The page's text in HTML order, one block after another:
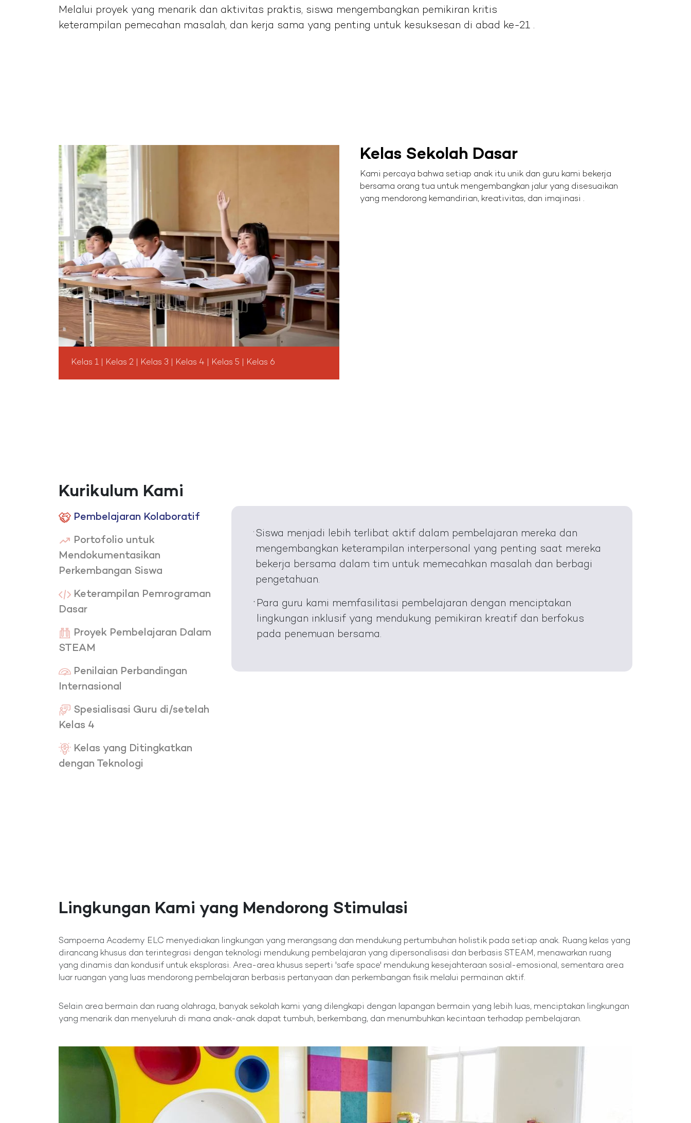
Melalui proyek yang menarik dan aktivitas praktis, siswa mengembangkan pemikiran kritis
keterampilan pemecahan masalah, dan kerja sama yang penting untuk kesuksesan di abad ke-21 .
Kelas 1 | Kelas 2 | Kelas 3 | Kelas 4 | Kelas 5 | Kelas 6
Kelas Sekolah Dasar
Kami percaya bahwa setiap anak itu unik dan guru kami bekerja
bersama orang tua untuk mengembangkan jalur yang disesuaikan
yang mendorong kemandirian, kreativitas, dan imajinasi .
Kurikulum Kami
Pembelajaran Kolaboratif
Portofolio untuk
Mendokumentasikan
Perkembangan Siswa
Keterampilan Pemrograman
Dasar
Proyek Pembelajaran Dalam
STEAM
Penilaian Perbandingan
Internasional
Spesialisasi Guru di/setelah
Kelas 4
Kelas yang Ditingkatkan
dengan Teknologi
Siswa menjadi lebih terlibat aktif dalam pembelajaran mereka dan
mengembangkan keterampilan interpersonal yang penting saat mereka
bekerja bersama dalam tim untuk memecahkan masalah dan berbagi
pengetahuan.
Para guru kami memfasilitasi pembelajaran dengan menciptakan
lingkungan inklusif yang mendukung pemikiran kreatif dan berfokus
pada penemuan bersama.
Lingkungan Kami yang Mendorong Stimulasi
Sampoerna Academy ELC menyediakan lingkungan yang merangsang dan mendukung pertumbuhan holistik pada setiap anak. Ruang kelas yang
dirancang khusus dan terintegrasi dengan teknologi mendukung pembelajaran yang dipersonalisasi dan berbasis STEAM, menawarkan ruang
yang dinamis dan kondusif untuk eksplorasi. Area-area khusus seperti 'safe space' mendukung kesejahteraan sosial-emosional, sementara area
luar ruangan yang luas mendorong pembelajaran berbasis pertanyaan dan perkembangan fisik melalui permainan aktif.
Selain area bermain dan ruang olahraga, banyak sekolah kami yang dilengkapi dengan lapangan bermain yang lebih luas, menciptakan lingkungan
yang menarik dan menyeluruh di mana anak-anak dapat tumbuh, berkembang, dan menumbuhkan kecintaan terhadap pembelajaran.